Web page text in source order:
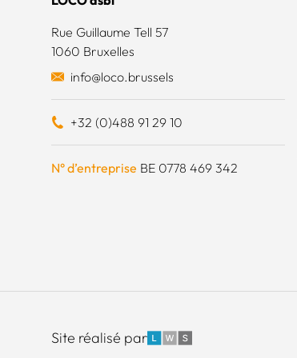
Rue Guillaume Tell 57
1060 Bruxelles
info@loco.brussels
+32 (0)488 91 29 10
N° d’entreprise BE 0778 469 342
Site réalisé parLWS